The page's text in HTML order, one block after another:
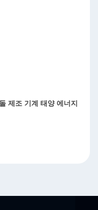
제조 기계 태양 에너지